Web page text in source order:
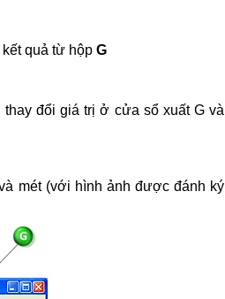
quả từ hộp G
thay đổi giá trị ở cửa sổ xuất G và
mét (với hình ảnh được đánh ký